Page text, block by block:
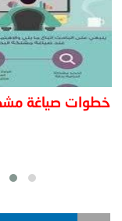
خمسة معايير